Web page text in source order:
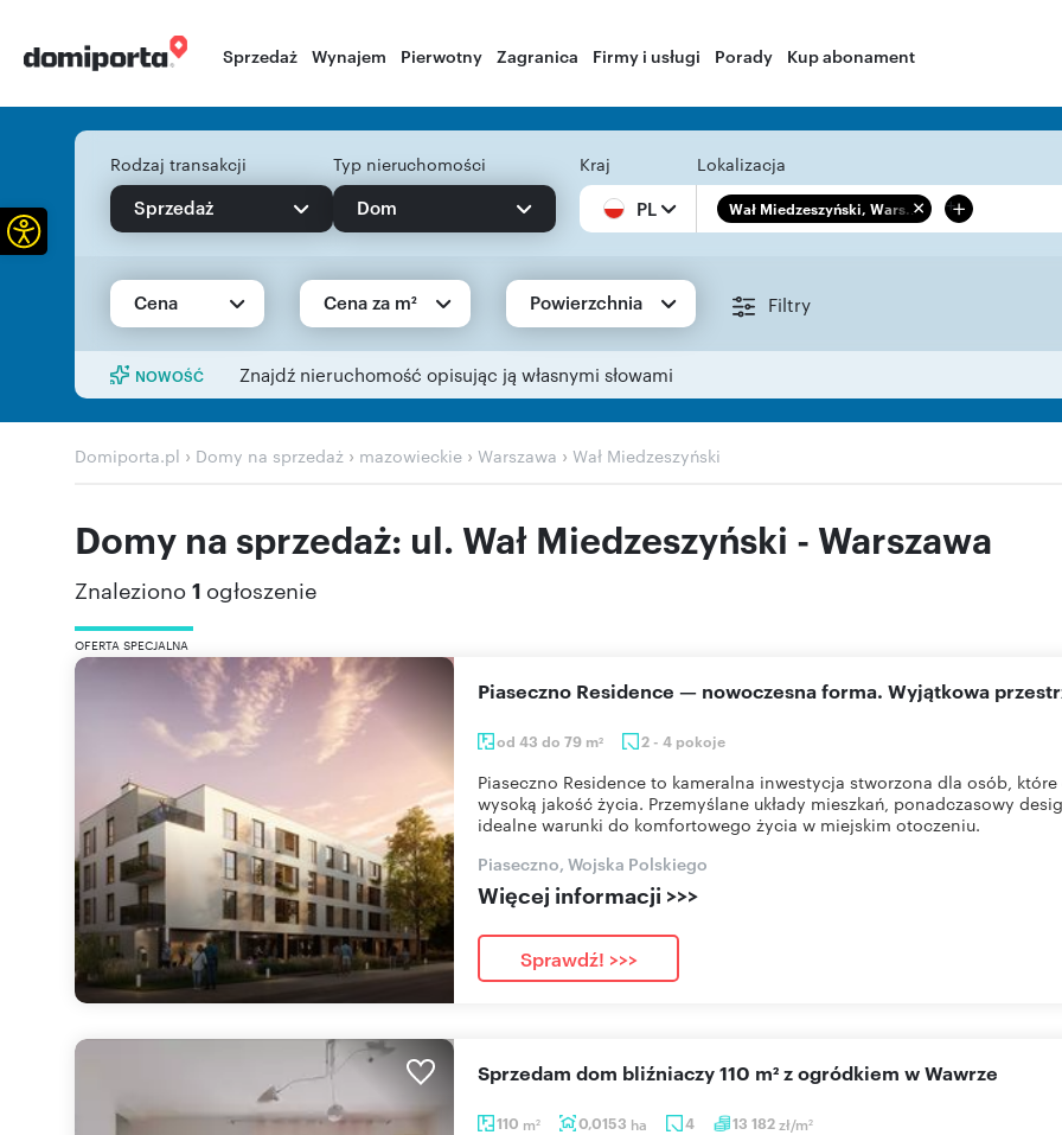
Sprzedaż Wynajem Pierwotny Zagranica Firmy i usługi Porady Kup abonament
Rodzaj transakcji
Sprzedaż
Typ nieruchomości
Dom
Kraj
PL
Lokalizacja
Wał Miedzeszyński, Wars... +
Cena Cena za m² Powierzchnia Filtry
NOWOŚĆ Znajdź nieruchomość opisując ją własnymi słowami
Domiporta.pl › Domy na sprzedaż › mazowieckie › Warszawa › Wał Miedzeszyński
Domy na sprzedaż: ul. Wał Miedzeszyński - Warszawa
Znaleziono 1 ogłoszenie
OFERTA SPECJALNA
od 43 do 79 m2 2 - 4 pokoje
Piaseczno Residence — nowoczesna forma. Wyjątkowa
Piaseczno Residence to kameralna inwestycja stworzona dla osób,
wysoką jakość życia. Przemyślane układy mieszkań, ponadczasowy
idealne warunki do komfortowego życia w miejskim otoczeniu.
Piaseczno, Wojska Polskiego
Więcej informacji >>>
Sprawdź! >>>
110 m2 0,0153 ha 4 13 182zł/m2
Sprzedam dom bliźniaczy 110 m² z ogródkiem w Wawrze
Otwórz pasek narzędzi